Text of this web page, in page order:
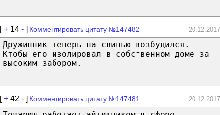
[+ 14 - ] Комментировать цитату №147482 20.12.2017
Дружинник теперь на свинью возбудился.
Ктобы его изолировал в собственном доме за
высоким забором.
[+ 42 - ] Комментировать цитату №147481 20.12.2017